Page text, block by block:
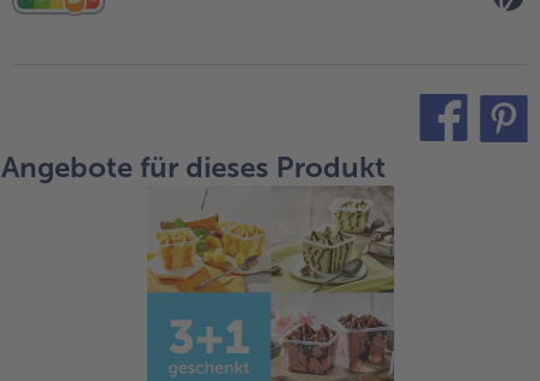
Angebote für dieses Produkt